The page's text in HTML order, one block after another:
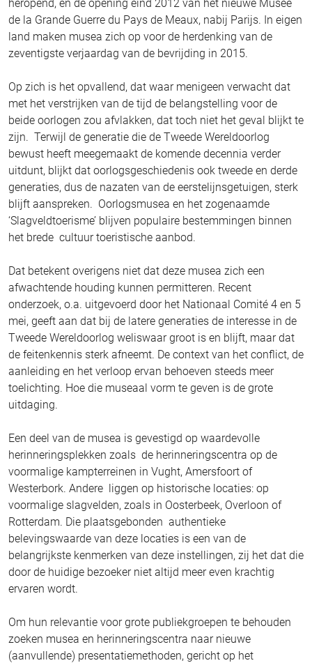
heropend, en de opening eind 2012 van het nieuwe Musée
de la Grande Guerre du Pays de Meaux, nabij Parijs. In eigen
land maken musea zich op voor de herdenking van de
zeventigste verjaardag van de bevrijding in 2015.
Op zich is het opvallend, dat waar menigeen verwacht dat
met het verstrijken van de tijd de belangstelling voor de
beide oorlogen zou afvlakken, dat toch niet het geval blijkt te
zijn. Terwijl de generatie die de Tweede Wereldoorlog
bewust heeft meegemaakt de komende decennia verder
uitdunt, blijkt dat oorlogsgeschiedenis ook tweede en derde
generaties, dus de nazaten van de eerstelijnsgetuigen, sterk
blijft aanspreken. Oorlogsmusea en het zogenaamde
‘Slagveldtoerisme’ blijven populaire bestemmingen binnen
het brede cultuur toeristische aanbod.
Dat betekent overigens niet dat deze musea zich een
afwachtende houding kunnen permitteren. Recent
onderzoek, o.a. uitgevoerd door het Nationaal Comité 4 en 5
mei, geeft aan dat bij de latere generaties de interesse in de
Tweede Wereldoorlog weliswaar groot is en blijft, maar dat
de feitenkennis sterk afneemt. De context van het conflict, de
aanleiding en het verloop ervan behoeven steeds meer
toelichting. Hoe die museaal vorm te geven is de grote
uitdaging.
Een deel van de musea is gevestigd op waardevolle
herinneringsplekken zoals de herinneringscentra op de
voormalige kampterreinen in Vught, Amersfoort of
Westerbork. Andere liggen op historische locaties: op
voormalige slagvelden, zoals in Oosterbeek, Overloon of
Rotterdam. Die plaatsgebonden authentieke
belevingswaarde van deze locaties is een van de
belangrijkste kenmerken van deze instellingen, zij het dat die
door de huidige bezoeker niet altijd meer even krachtig
ervaren wordt.
Om hun relevantie voor grote publiekgroepen te behouden
zoeken musea en herinneringscentra naar nieuwe
(aanvullende) presentatiemethoden, gericht op het